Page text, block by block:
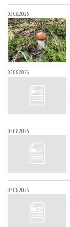
05.08.2026
05.08.2026
05.08.2026
04.08.2026